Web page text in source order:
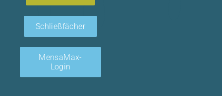
Schließfächer
MensaMax-
Login